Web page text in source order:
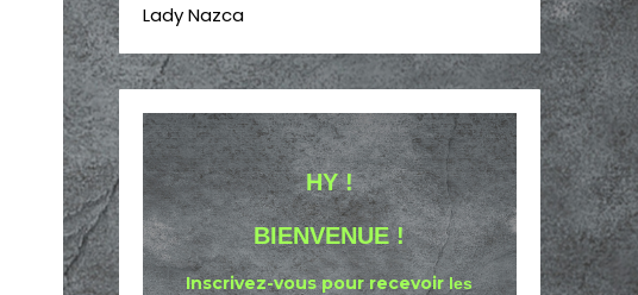
Lady Nazca
HY !
BIENVENUE !
Inscrivez-vous pour recevoirles